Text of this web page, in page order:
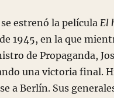
estrenó la película El
1945, en la que
de Propaganda,
una victoria final.
a Berlín. Sus